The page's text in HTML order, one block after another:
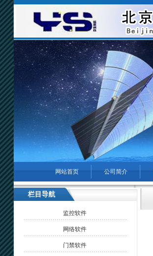
网站首页 公司简介
菜单名称
栏目导航
监控软件
网络软件
门禁软件